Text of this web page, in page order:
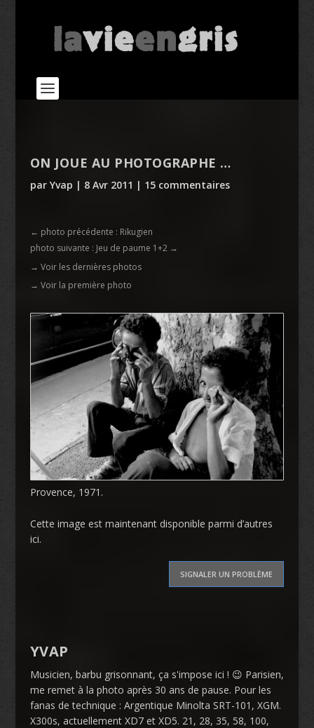
ON JOUE AU PHOTOGRAPHE …
par Yvap | 8 Avr 2011 | 15 commentaires
← photo précédente : Rikugien
photo suivante : Jeu de paume 1+2→
→ Voir les dernières photos
→ Voir la première photo
Provence, 1971.
Cette image est maintenant disponible parmi d’autres
ici.
SIGNALER UN PROBLÈME
YVAP
Musicien, barbu grisonnant, ça s'impose ici ! 😉 Parisien,
me remet à la photo après 30 ans de pause. Pour les
fanas de technique : Argentique Minolta SRT-101, XGM.
X300s, actuellement XD7 et XD5. 21, 28, 35, 58, 100,